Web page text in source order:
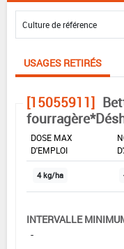
USAGES RETIRÉS
[15055911]
DOSE MAX
D'EMPLOI
4 kg/ha
INTERVALLE
-